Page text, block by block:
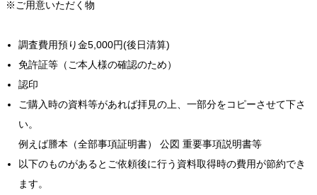
※ご用意いただく物
調査費用預り金5,000円(後日清算)
免許証等（ご本人様の確認のため）
認印
ご購入時の資料等があれば拝見の上、一部分をコピーさせて下さ
い。
例えば謄本（全部事項証明書） 公図 重要事項説明書等
以下のものがあるとご依頼後に行う資料取得時の費用が節約でき
ます。